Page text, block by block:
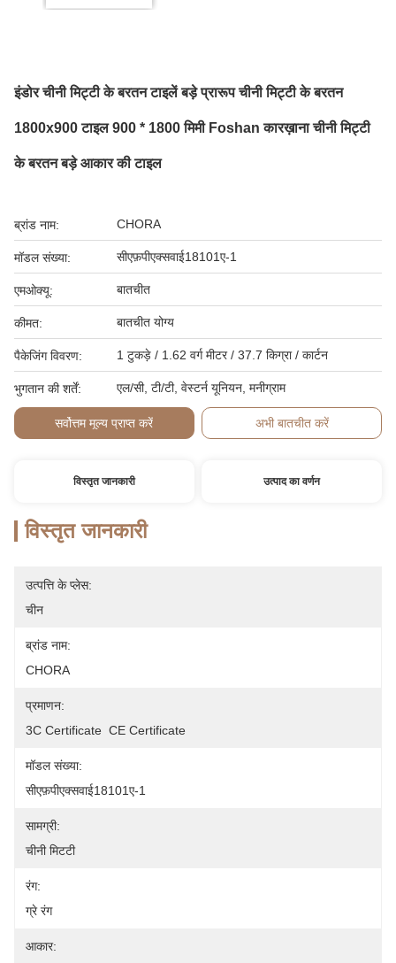
इंडोर चीनी मिट्टी के बरतन टाइलें बड़े प्रारूप चीनी मिट्टी के बरतन
1800x900 टाइल 900 * 1800 मिमी Foshan कारख़ाना चीनी मिट्टी
के बरतन बड़े आकार की टाइल
ब्रांड नाम: CHORA
मॉडल संख्या: सीएफ़पीएक्सवाई18101ए-1
एमओक्यू: बातचीत
कीमत: बातचीत योग्य
पैकेजिंग विवरण: 1 टुकड़े / 1.62 वर्ग मीटर / 37.7 किग्रा / कार्टन
भुगतान की शर्तें: एल/सी, टी/टी, वेस्टर्न यूनियन, मनीग्राम
सर्वोत्तम मूल्य प्राप्त करें अभी बातचीत करें
विस्तृत जानकारी उत्पाद का वर्णन
विस्तृत जानकारी
उत्पत्ति के प्लेस:
चीन
ब्रांड नाम:
CHORA
प्रमाणन:
3C Certificate  CE Certificate
मॉडल संख्या:
सीएफ़पीएक्सवाई18101ए-1
सामग्री:
चीनी मिटटी
रंग:
ग्रे रंग
आकार: